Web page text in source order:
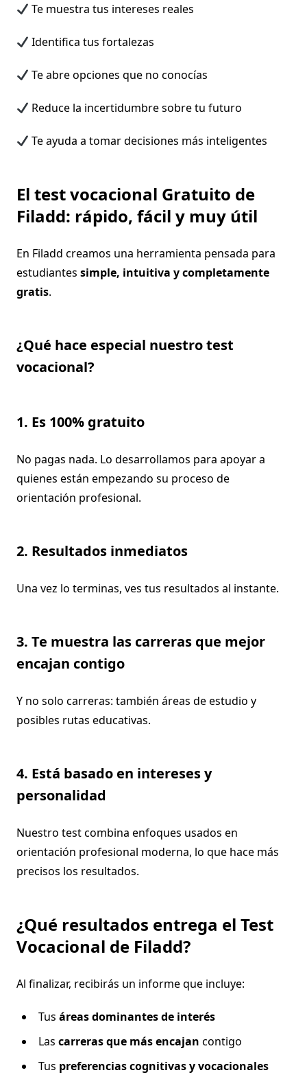
Te muestra tus intereses reales
Identifica tus fortalezas
Te abre opciones que no conocías
Reduce la incertidumbre sobre tu futuro
Te ayuda a tomar decisiones más inteligentes
El test vocacional Gratuito de
Filadd: rápido, fácil y muy útil
En Filadd creamos una herramienta pensada para
estudiantes simple, intuitiva y completamente
gratis.
¿Qué hace especial nuestro test
vocacional?
1. Es 100% gratuito
No pagas nada. Lo desarrollamos para apoyar a
quienes están empezando su proceso de
orientación profesional.
2. Resultados inmediatos
Una vez lo terminas, ves tus resultados al instante.
3. Te muestra las carreras que mejor
encajan contigo
Y no solo carreras: también áreas de estudio y
posibles rutas educativas.
4. Está basado en intereses y
personalidad
Nuestro test combina enfoques usados en
orientación profesional moderna, lo que hace más
precisos los resultados.
¿Qué resultados entrega el Test
Vocacional de Filadd?
Al finalizar, recibirás un informe que incluye:
Tus áreas dominantes de interés
Las carreras que más encajan contigo
Tus preferencias cognitivas y vocacionales